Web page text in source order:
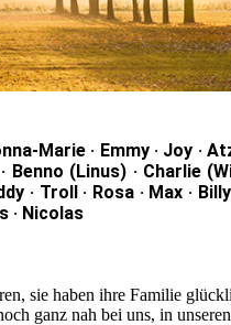
Marie · Emmy · Joy ·
Benno (Linus) · Charlie
· Troll · Rosa · Max ·
· Nicolas
sie haben ihre Familie
ganz nah bei uns, in